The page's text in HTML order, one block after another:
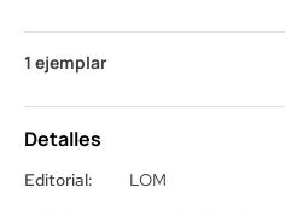
1 ejemplar
Detalles
Editorial:
LOM